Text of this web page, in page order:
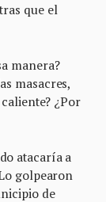
que el
manera?
masacres,
¿Por
atacaría a
golpearon
de